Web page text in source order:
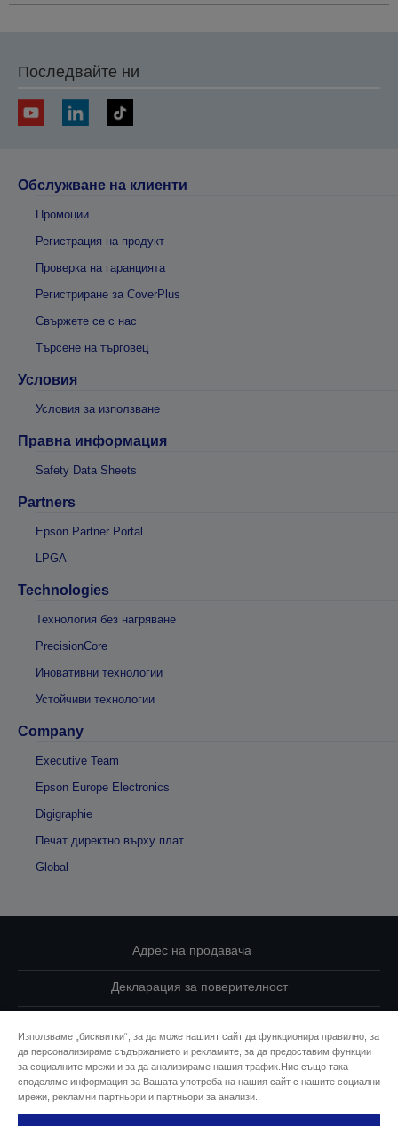
Последвайте ни
Обслужване на клиенти
Промоции
Регистрация на продукт
Проверка на гаранцията
Регистриране за CoverPlus
Свържете се с нас
Търсене на търговец
Условия
Условия за използване
Правна информация
Safety Data Sheets
Partners
Epson Partner Portal
LPGA
Technologies
Технология без нагряване
PrecisionCore
Иновативни технологии
Устойчиви технологии
Company
Executive Team
Epson Europe Electronics
Digigraphie
Печат директно върху плат
Global
Адрес на продавача
Декларация за поверителност
Свържете се с нас за Вашите данни
Информация за бисквитките
Използваме „бисквитки“, за да може нашият сайт да функционира правилно, за
да персонализираме съдържанието и рекламите, за да предоставим функции
за социалните мрежи и за да анализираме нашия трафик.Ние също така
споделяме информация за Вашата употреба на нашия сайт с нашите социални
мрежи, рекламни партньори и партньори за анализи.